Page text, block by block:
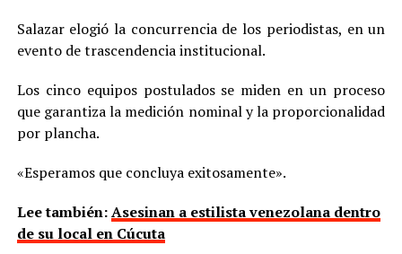
Salazar elogió la concurrencia de los periodistas, en un
evento de trascendencia institucional.
Los cinco equipos postulados se miden en un proceso
que garantiza la medición nominal y la proporcionalidad
por plancha.
«Esperamos que concluya exitosamente».
Lee también:Asesinan a estilista venezolana dentro
de su local en Cúcuta